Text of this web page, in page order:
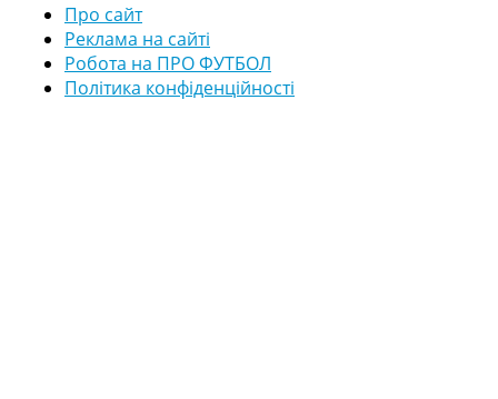
Про сайт
Реклама на сайті
Робота на ПРО ФУТБОЛ
Політика конфіденційності